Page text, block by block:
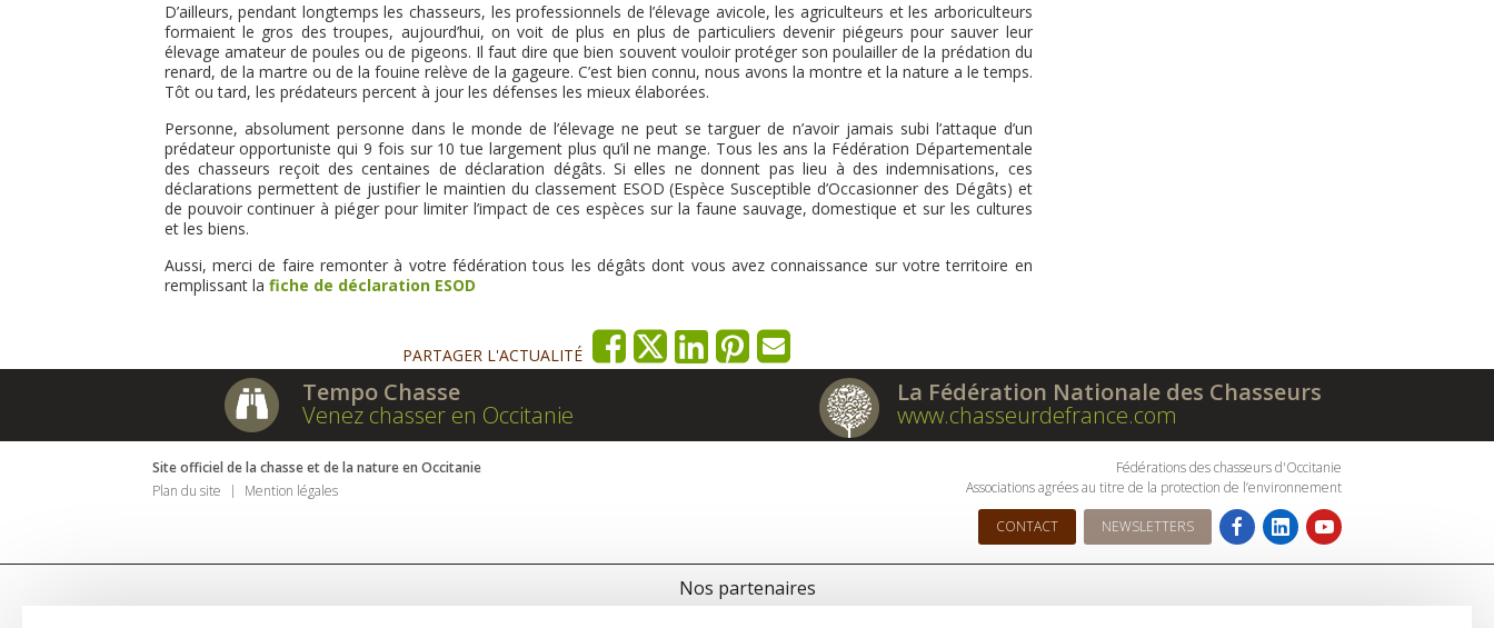
D’ailleurs, pendant longtemps les chasseurs, les professionnels de l’élevage avicole, les agriculteurs et les arboriculteurs
formaient le gros des troupes, aujourd’hui, on voit de plus en plus de particuliers devenir piégeurs pour sauver leur
élevage amateur de poules ou de pigeons. Il faut dire que bien souvent vouloir protéger son poulailler de la prédation du
renard, de la martre ou de la fouine relève de la gageure. C’est bien connu, nous avons la montre et la nature a le temps.
Tôt ou tard, les prédateurs percent à jour les défenses les mieux élaborées.
Personne, absolument personne dans le monde de l’élevage ne peut se targuer de n’avoir jamais subi l’attaque d’un
prédateur opportuniste qui 9 fois sur 10 tue largement plus qu’il ne mange. Tous les ans la Fédération Départementale
des chasseurs reçoit des centaines de déclaration dégâts. Si elles ne donnent pas lieu à des indemnisations, ces
déclarations permettent de justifier le maintien du classement ESOD (Espèce Susceptible d’Occasionner des Dégâts) et
de pouvoir continuer à piéger pour limiter l’impact de ces espèces sur la faune sauvage, domestique et sur les cultures
et les biens.
Aussi, merci de faire remonter à votre fédération tous les dégâts dont vous avez connaissance sur votre territoire en
remplissant la fiche de déclaration ESOD
PARTAGER L'ACTUALITÉ
Tempo Chasse
Venez chasser en Occitanie
La Fédération Nationale des Chasseurs
www.chasseurdefrance.com
Site officiel de la chasse et de la nature en Occitanie
Plan du site
Mention légales
Fédérations des chasseurs d'Occitanie
Associations agrées au titre de la protection de l’environnement
CONTACT NEWSLETTERS
Nos partenaires